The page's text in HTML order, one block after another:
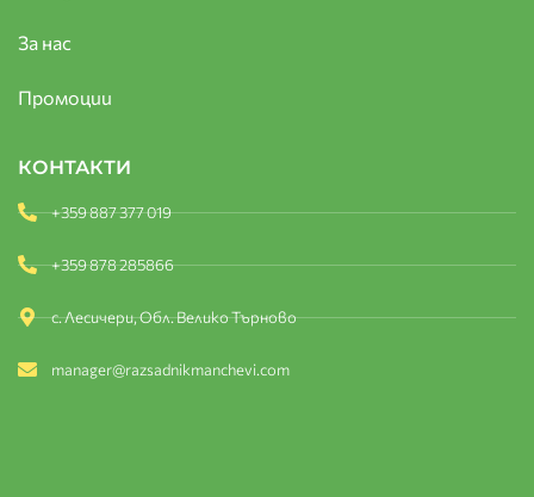
За нас
Промоции
КОНТАКТИ
+359 887 377 019
+359 878 285866
с. Лесичери, Обл. Велико Търново
manager@razsadnikmanchevi.com